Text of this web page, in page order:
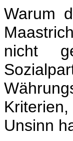
Warum
nicht
Unsinn